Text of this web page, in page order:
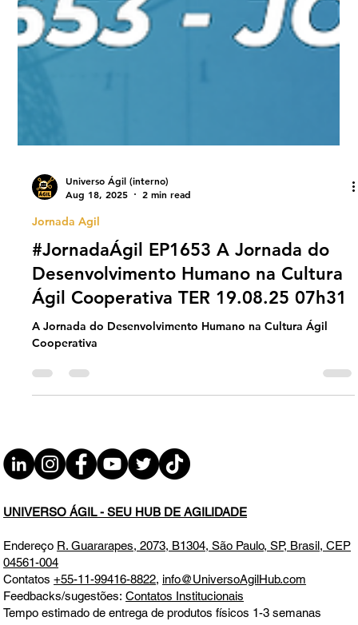
Universo Ágil (interno)
Aug 18, 2025
2 min read
Jornada Agil
#JornadaÁgil EP1653 A Jornada do
Desenvolvimento Humano na Cultura
Ágil Cooperativa TER 19.08.25 07h31
Cooperativa
UNIVERSO ÁGIL - SEU HUB DE AGILIDADE
EndereçoR. Guararapes, 2073, B1304, São Paulo, SP, Brasil, CEP
04561-004